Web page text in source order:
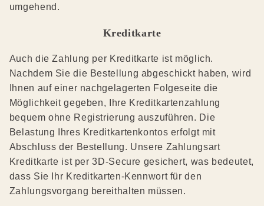
umgehend.
Kreditkarte
Auch die Zahlung per Kreditkarte ist möglich.
Nachdem Sie die Bestellung abgeschickt haben, wird
Ihnen auf einer nachgelagerten Folgeseite die
Möglichkeit gegeben, Ihre Kreditkartenzahlung
bequem ohne Registrierung auszuführen. Die
Belastung Ihres Kreditkartenkontos erfolgt mit
Abschluss der Bestellung. Unsere Zahlungsart
Kreditkarte ist per 3D-Secure gesichert, was bedeutet,
dass Sie Ihr Kreditkarten-Kennwort für den
Zahlungsvorgang bereithalten müssen.